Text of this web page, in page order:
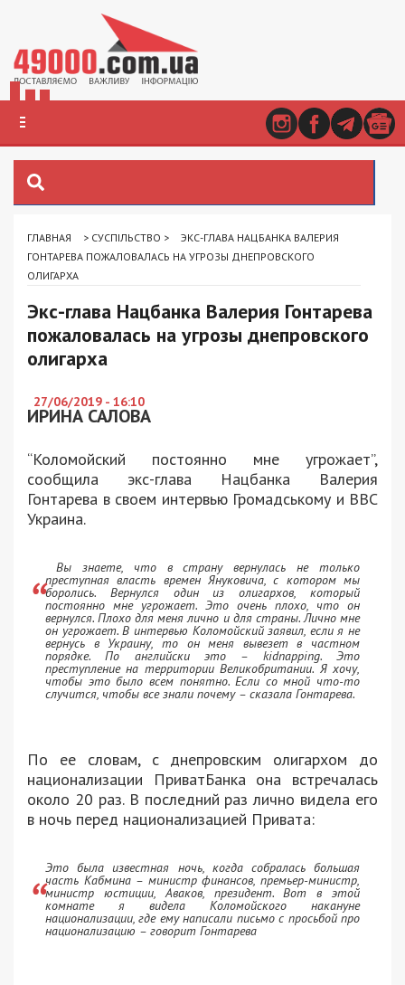
ГЛАВНАЯ > СУСПІЛЬСТВО >
ЭКС-ГЛАВА НАЦБАНКА ВАЛЕРИЯ
ГОНТАРЕВА ПОЖАЛОВАЛАСЬ НА УГРОЗЫ ДНЕПРОВСКОГО
ОЛИГАРХА
Экс-глава Нацбанка Валерия Гонтарева
пожаловалась на угрозы днепровского
олигарха
27/06/2019 - 16:10
ИРИНА САЛОВА
“Коломойский постоянно мне угрожает”,
сообщила экс-глава Нацбанка Валерия
Гонтарева в своем интервью Громадському и ВВС
Украина.
Вы знаете, что в страну вернулась не только
преступная власть времен Януковича, с котором мы
боролись. Вернулся один из олигархов, который
постоянно мне угрожает. Это очень плохо, что он
вернулся. Плохо для меня лично и для страны. Лично мне
он угрожает. В интервью Коломойский заявил, если я не
вернусь в Украину, то он меня вывезет в частном
порядке. По английски это – kidnapping. Это
преступление на территории Великобритании. Я хочу,
чтобы это было всем понятно. Если со мной что-то
случится, чтобы все знали почему – сказала Гонтарева.
По ее словам, с днепровским олигархом до
национализации ПриватБанка она встречалась
около 20 раз. В последний раз лично видела его
в ночь перед национализацией Привата:
Это была известная ночь, когда собралась большая
часть Кабмина – министр финансов, премьер-министр,
министр юстиции, Аваков, президент. Вот в этой
комнате я видела Коломойского накануне
национализации, где ему написали письмо с просьбой про
национализацию – говорит Гонтарева